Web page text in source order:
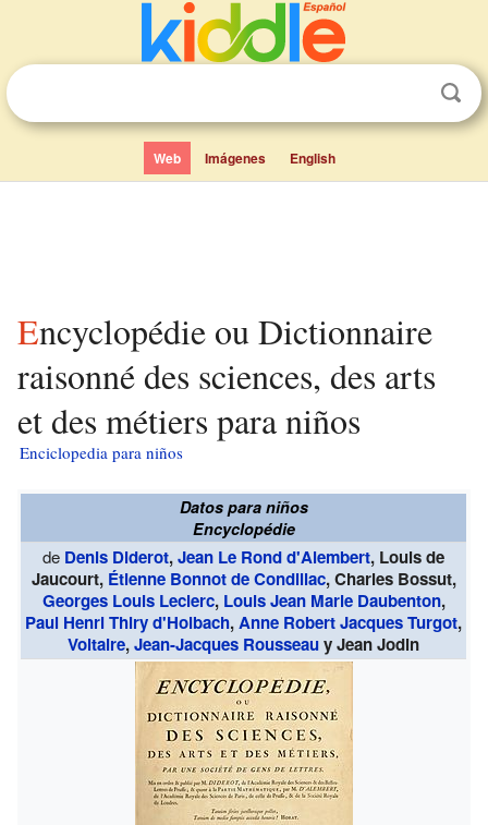
Web Imágenes English
Encyclopédie ou Dictionnaire
raisonné des sciences, des arts
et des métiers para niños
Enciclopedia para niños
Datos para niños
Encyclopédie
de Denis Diderot,Jean Le Rond d'Alembert, Louis de
Jaucourt, Étienne Bonnot de Condillac, Charles Bossut,
Georges Louis Leclerc, Louis Jean Marie Daubenton,
Paul Henri Thiry d'Holbach,Anne Robert Jacques Turgot,
Voltaire,Jean-Jacques Rousseauy Jean Jodin